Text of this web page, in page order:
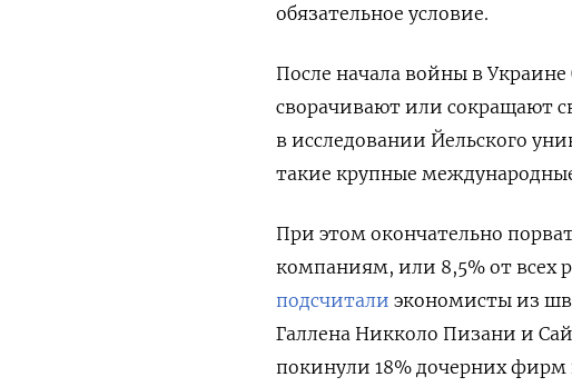
обязательное условие.
После начала войны в
сворачивают или сокращают
в исследовании Йельского
такие крупные
При этом окончательно
компаниям, или 8,5% от всех
подсчитали экономисты из
Галлена Никколо Пизани и
покинули 18% дочерних